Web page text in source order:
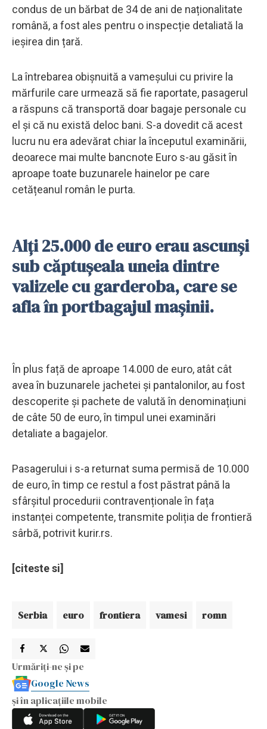
condus de un bărbat de 34 de ani de naționalitate
română, a fost ales pentru o inspecție detaliată la
ieșirea din țară.
La întrebarea obișnuită a vameșului cu privire la
mărfurile care urmează să fie raportate, pasagerul
a răspuns că transportă doar bagaje personale cu
el și că nu există deloc bani. S-a dovedit că acest
lucru nu era adevărat chiar la începutul examinării,
deoarece mai multe bancnote Euro s-au găsit în
aproape toate buzunarele hainelor pe care
cetățeanul român le purta.
Alți 25.000 de euro erau ascunși
sub căptușeala uneia dintre
valizele cu garderoba, care se
afla în portbagajul mașinii.
În plus față de aproape 14.000 de euro, atât cât
avea în buzunarele jachetei și pantalonilor, au fost
descoperite și pachete de valută în denominațiuni
de câte 50 de euro, în timpul unei examinări
detaliate a bagajelor.
Pasagerului i s-a returnat suma permisă de 10.000
de euro, în timp ce restul a fost păstrat până la
sfârșitul procedurii contravenționale în fața
instanței competente, transmite poliția de frontieră
sârbă, potrivit kurir.rs.
[citeste si]
Serbia euro frontiera vamesi romn
Urmăriți-ne și pe
Google News
și în aplicațiile mobile